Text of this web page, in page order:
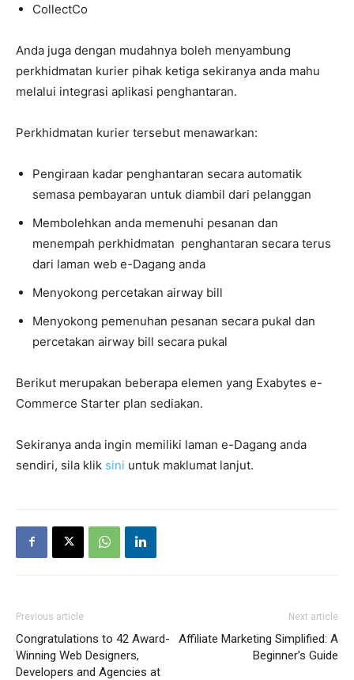
CollectCo
Anda juga dengan mudahnya boleh menyambung
perkhidmatan kurier pihak ketiga sekiranya anda mahu
melalui integrasi aplikasi penghantaran.
Perkhidmatan kurier tersebut menawarkan:
Pengiraan kadar penghantaran secara automatik
semasa pembayaran untuk diambil dari pelanggan
Membolehkan anda memenuhi pesanan dan
menempah perkhidmatan penghantaran secara terus
dari laman web e-Dagang anda
Menyokong percetakan airway bill
Menyokong pemenuhan pesanan secara pukal dan
percetakan airway bill secara pukal
Berikut merupakan beberapa elemen yang Exabytes e-
Commerce Starter plan sediakan.
Sekiranya anda ingin memiliki laman e-Dagang anda
sendiri, sila klik sini untuk maklumat lanjut.
Previous article
Congratulations to 42 Award-
Winning Web Designers,
Developers and Agencies at
Next article
Affiliate Marketing Simplified: A
Beginner’s Guide